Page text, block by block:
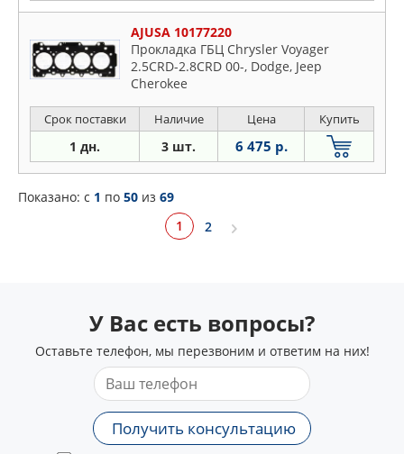
AJUSA 10177220
Прокладка ГБЦ Chrysler Voyager
2.5CRD-2.8CRD 00-, Dodge, Jeep
Cherokee
Срок поставки Наличие Цена Купить
1 дн. 3 шт. 6 475 р.
Показано: c 1 по 50 из 69
1
2
У Вас есть вопросы?
Оставьте телефон, мы перезвоним и ответим на них!
Получить консультацию